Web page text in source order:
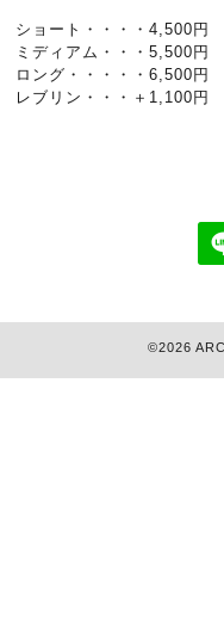
ショート・・・・4,500円
ミディアム・・・5,500円
ロング・・・・・6,500円
レブリン・・・＋1,100円
©2026